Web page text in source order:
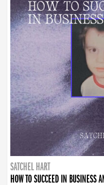
SATCHEL HART
HOW TO SUCCEED IN BUSINESS